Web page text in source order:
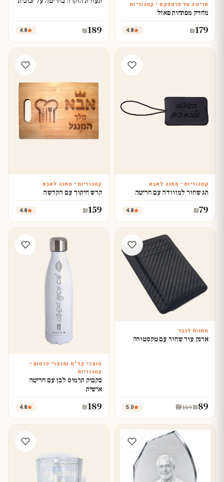
עצב עכשיו
חריטה על פרספקס • קטגוריות
מחזיק מפתחות פאזל
₪179
4.8
₪189
4.8
עצב עכשיו
קטגוריות • מתנה לאבא
תג שחור למזוודה עם חריטה
₪79
4.8
עצב עכשיו
קטגוריות • מתנה לאבא
קרש חיתוך עם הקדשה
₪159
4.8
מתנות לגבר
ארנק עור שחור עם טקסטורה
₪89
₪169
5.0
מוצרי קד"מ ומוצרי פרסום •
קטגוריות
בקבוק תרמוס לבן עם חריטה
אישית
₪189
4.8